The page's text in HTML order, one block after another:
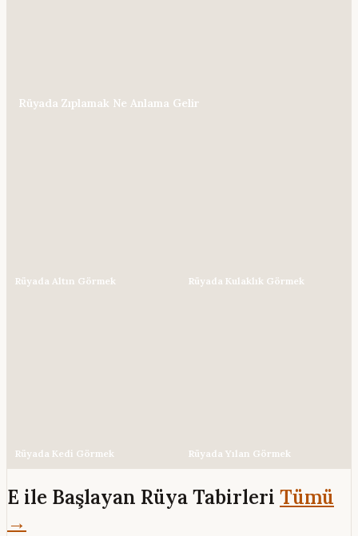
Rüyada Zıplamak Ne Anlama Gelir
Rüyada Altın Görmek Rüyada Kulaklık Görmek
Rüyada Kedi Görmek Rüyada Yılan Görmek
E ile Başlayan Rüya Tabirleri Tümü
→